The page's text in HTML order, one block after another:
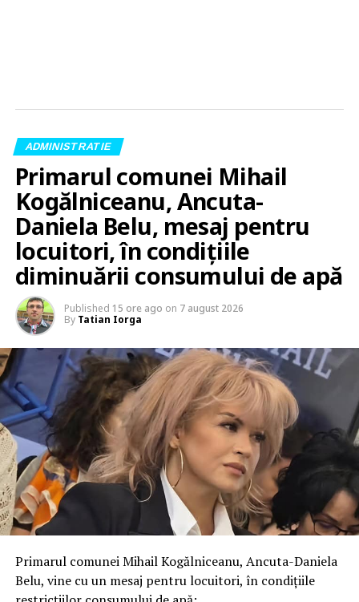
ADMINISTRATIE
Primarul comunei Mihail
Kogălniceanu, Ancuta-
Daniela Belu, mesaj pentru
locuitori, în condițiile
diminuării consumului de apă
Published 15 ore ago on 7 august 2026
By Tatian Iorga
Primarul comunei Mihail Kogălniceanu, Ancuta-Daniela
Belu, vine cu un mesaj pentru locuitori, în condițiile